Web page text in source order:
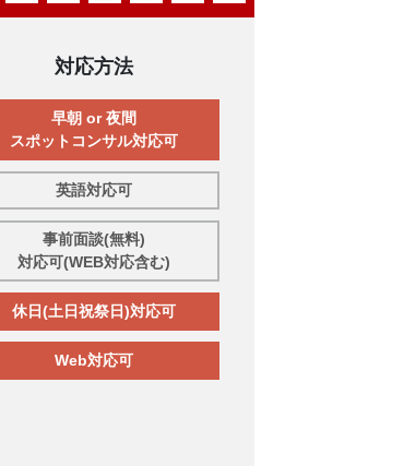
対応方法
早朝 or 夜間
スポットコンサル対応可
英語対応可
事前面談(無料)
対応可(WEB対応含む)
休日(土日祝祭日)対応可
Web対応可